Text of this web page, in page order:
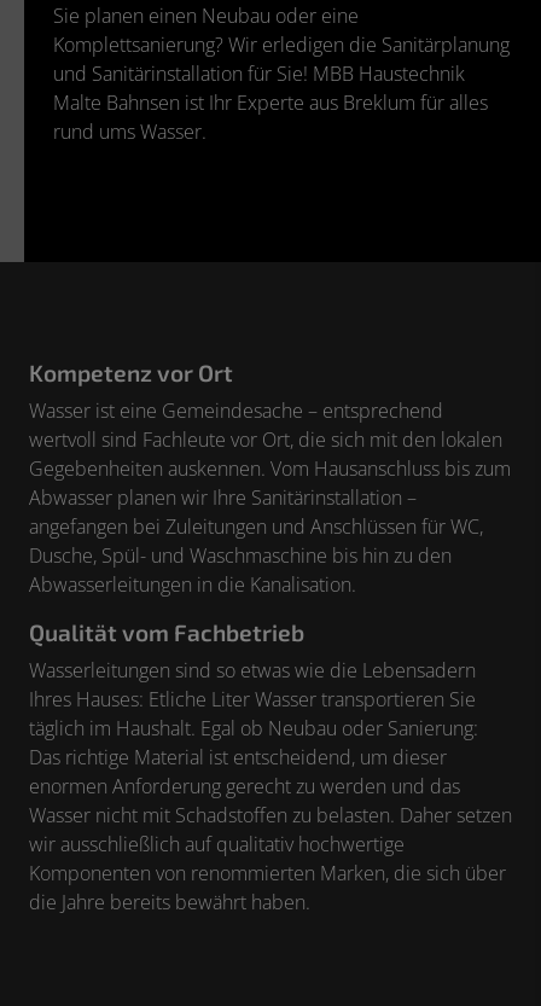
Sie planen einen Neubau oder eine
Komplettsanierung? Wir erledigen die Sanitärplanung
und Sanitärinstallation für Sie! MBB Haustechnik
Malte Bahnsen ist Ihr Experte aus Breklum für alles
rund ums Wasser.
Kompetenz vor Ort
Wasser ist eine Gemeindesache – entsprechend
wertvoll sind Fachleute vor Ort, die sich mit den lokalen
Gegebenheiten auskennen. Vom Hausanschluss bis zum
Abwasser planen wir Ihre Sanitärinstallation –
angefangen bei Zuleitungen und Anschlüssen für WC,
Dusche, Spül- und Waschmaschine bis hin zu den
Abwasserleitungen in die Kanalisation.
Qualität vom Fachbetrieb
Wasserleitungen sind so etwas wie die Lebensadern
Ihres Hauses: Etliche Liter Wasser transportieren Sie
täglich im Haushalt. Egal ob Neubau oder Sanierung:
Das richtige Material ist entscheidend, um dieser
enormen Anforderung gerecht zu werden und das
Wasser nicht mit Schadstoffen zu belasten. Daher setzen
wir ausschließlich auf qualitativ hochwertige
Komponenten von renommierten Marken, die sich über
die Jahre bereits bewährt haben.